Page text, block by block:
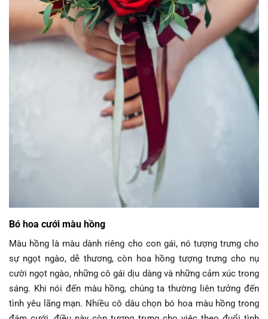
Bó hoa cưới màu hồng
Màu hồng là màu dành riêng cho con gái, nó tượng trưng cho
sự ngọt ngào, dễ thương, còn hoa hồng tượng trưng cho nụ
cười ngọt ngào, những cô gái dịu dàng và những cảm xúc trong
sáng. Khi nói đến màu hồng, chúng ta thường liên tưởng đến
tình yêu lãng mạn. Nhiều cô dâu chọn bó hoa màu hồng trong